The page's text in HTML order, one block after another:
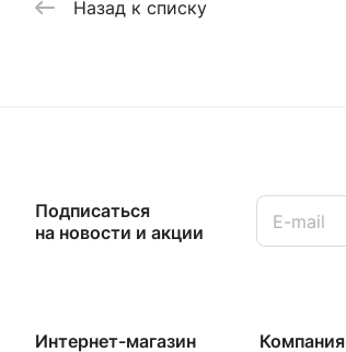
Назад к списку
Подписаться
на новости и акции
Интернет-магазин Компания